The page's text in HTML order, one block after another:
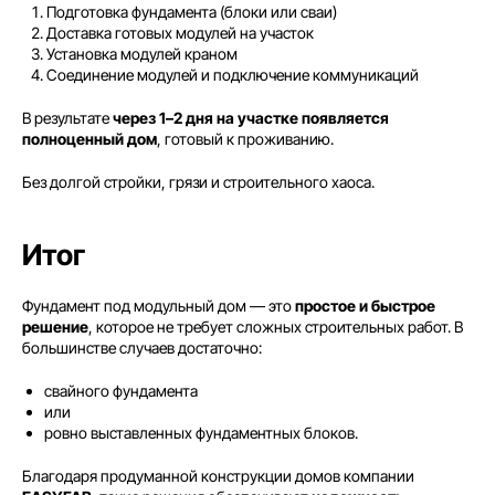
Подготовка фундамента (блоки или сваи)
Доставка готовых модулей на участок
Установка модулей краном
Соединение модулей и подключение коммуникаций
В результатечерез 1–2 дня на участке появляется
полноценный дом, готовый к проживанию.
Без долгой стройки, грязи и строительного хаоса.
Итог
Фундамент под модульный дом — этопростое и быстрое
решение, которое не требует сложных строительных работ. В
большинстве случаев достаточно:
свайного фундамента
или
ровно выставленных фундаментных блоков.
Благодаря продуманной конструкции домов компании
8 (800) 301-65-42
Звонок по России бесплатный